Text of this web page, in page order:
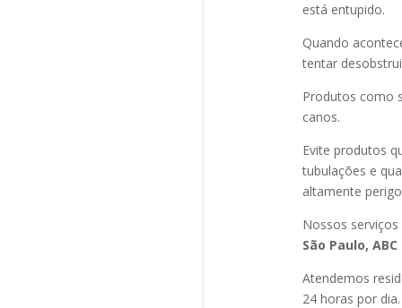
está entupido.
Quando
tentar
Produtos como
canos.
Evite produtos
tubulações e
altamente
Nossos serviços
São Paulo,
Atendemos
24 horas por dia.